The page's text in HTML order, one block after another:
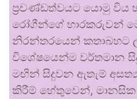
ප්‍රචණ්ඩත්වයට යොමු විය
රෝගීන්ගේ භාරකරුවන්
නිරන්තරයෙන් කතාබහට
විශේෂයෙන්ම වර්තමාන
මඟින් සිදුවන ඇතැම්
කිරීම් හේතුවෙන්, මානසික